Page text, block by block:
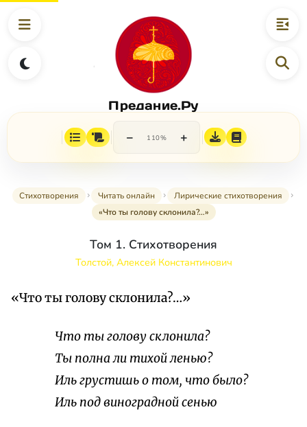
Предание.Ру
− 110% +
Стихотворения Читать онлайн
Лирические стихотворения
«Что ты голову склонила?…»
Том 1. Стихотворения
Толстой, Алексей Константинович
«Что ты голову склонила?…»
Что ты голову склонила?
Ты полна ли тихой ленью?
Иль грустишь о том, что было?
Иль под виноградной сенью